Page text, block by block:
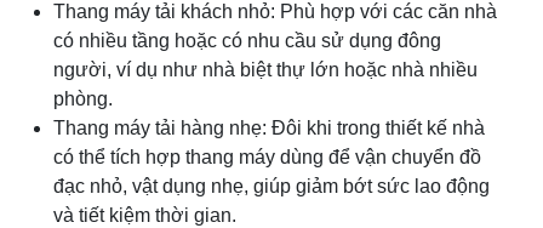
Thang máy tải khách nhỏ: Phù hợp với các căn nhà
có nhiều tầng hoặc có nhu cầu sử dụng đông
người, ví dụ như nhà biệt thự lớn hoặc nhà nhiều
phòng.
Thang máy tải hàng nhẹ: Đôi khi trong thiết kế nhà
có thể tích hợp thang máy dùng để vận chuyển đồ
đạc nhỏ, vật dụng nhẹ, giúp giảm bớt sức lao động
và tiết kiệm thời gian.